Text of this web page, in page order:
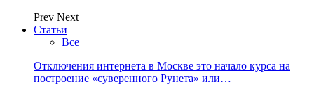
Prev Next
Статьи
Все
Отключения интернета в Москве это начало курса на
построение «суверенного Рунета» или…